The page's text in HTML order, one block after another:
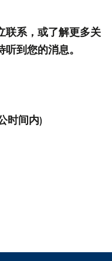
联系，或了解更多关
听到您的消息。
时间内)